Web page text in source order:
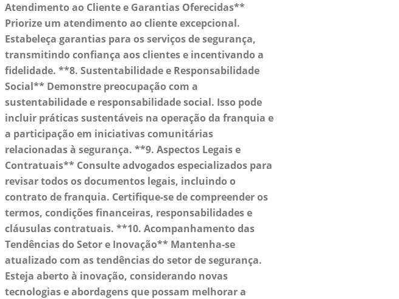
Atendimento ao Cliente e Garantias Oferecidas**
Priorize um atendimento ao cliente excepcional.
Estabeleça garantias para os serviços de segurança,
transmitindo confiança aos clientes e incentivando a
fidelidade. **8. Sustentabilidade e Responsabilidade
Social** Demonstre preocupação com a
sustentabilidade e responsabilidade social. Isso pode
incluir práticas sustentáveis na operação da franquia e
a participação em iniciativas comunitárias
relacionadas à segurança. **9. Aspectos Legais e
Contratuais** Consulte advogados especializados para
revisar todos os documentos legais, incluindo o
contrato de franquia. Certifique-se de compreender os
termos, condições financeiras, responsabilidades e
cláusulas contratuais. **10. Acompanhamento das
Tendências do Setor e Inovação** Mantenha-se
atualizado com as tendências do setor de segurança.
Esteja aberto à inovação, considerando novas
tecnologias e abordagens que possam melhorar a